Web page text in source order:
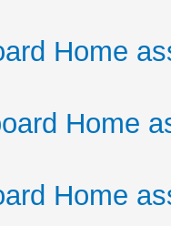
Home
Home
Home